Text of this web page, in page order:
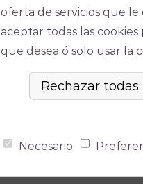
oferta de servicios que le
aceptar todas las
que desea ó solo usar la
Necesario